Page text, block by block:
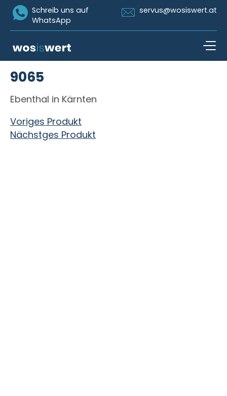
Icon Whatsapp
Schreib uns auf
WhatsApp
Icon Email
servus@wosiswert.at
9065
Ebenthal in Kärnten
Beitragsnavigation
Voriges Produkt
Nächstges Produkt